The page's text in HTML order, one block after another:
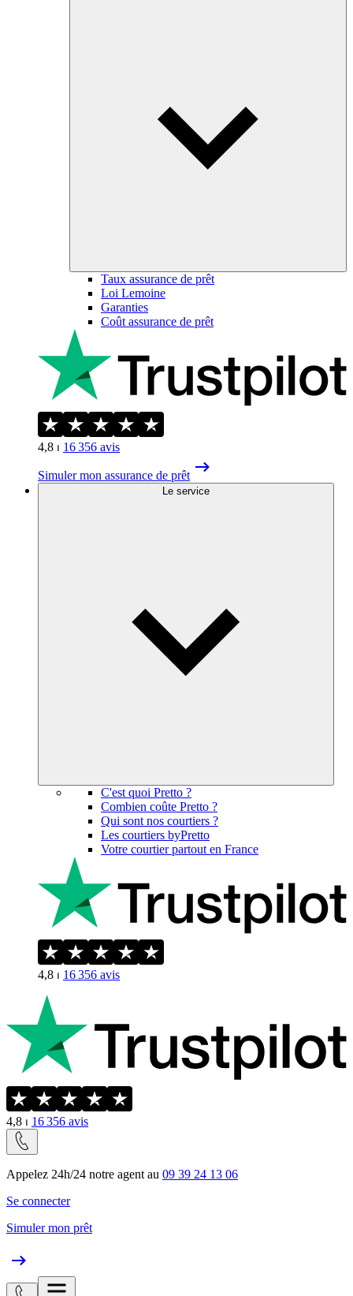
Taux assurance de prêt
Loi Lemoine
Garanties
Coût assurance de prêt
4,8 ⏐ 16 356 avis
Simuler mon assurance de prêt
Le service
C'est quoi Pretto ?
Combien coûte Pretto ?
Qui sont nos courtiers ?
Les courtiers byPretto
Votre courtier partout en France
4,8 ⏐ 16 356 avis
4,8 ⏐ 16 356 avis
Appelez 24h/24 notre agent au 09 39 24 13 06
Se connecter
Simuler mon prêt